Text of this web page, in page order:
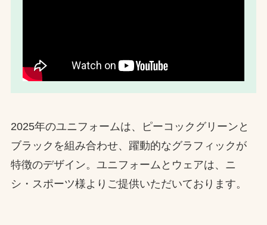
2025年のユニフォームは、ピーコックグリーンと
ブラックを組み合わせ、躍動的なグラフィックが
特徴のデザイン。ユニフォームとウェアは、ニ
シ・スポーツ様よりご提供いただいております。